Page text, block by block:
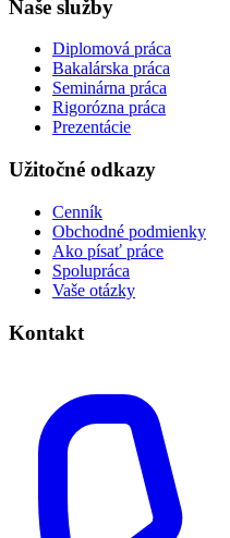
Naše služby
Diplomová práca
Bakalárska práca
Seminárna práca
Rigorózna práca
Prezentácie
Užitočné odkazy
Cenník
Obchodné podmienky
Ako písať práce
Spolupráca
Vaše otázky
Kontakt